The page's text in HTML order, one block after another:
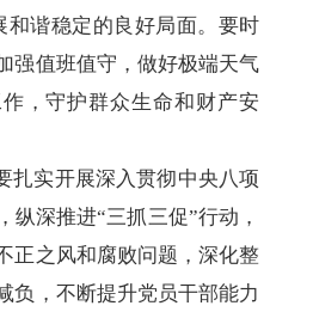
和谐稳定的良好局面。要时
强值班值守，做好极端天气
，守护群众生命和财产安
扎实开展深入贯彻中央八项
纵深推进“三抓三促”行动，
正之风和腐败问题，深化整
负，不断提升党员干部能力